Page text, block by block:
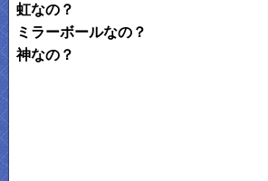
虹なの？
ミラーボールなの？
神なの？